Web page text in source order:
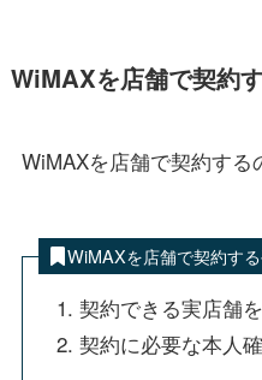
WiMAXを店舗で契約
WiMAXを店舗で契約する
WiMAXを店舗で契約す
契約できる実店舗
契約に必要な本人